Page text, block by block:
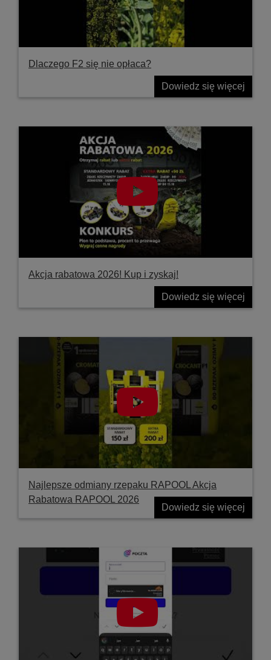
Dlaczego F2 się nie opłaca?
Dowiedz się więcej
Akcja rabatowa 2026! Kup i zyskaj!
Dowiedz się więcej
Najlepsze odmiany rzepaku RAPOOL Akcja
Rabatowa RAPOOL 2026
Dowiedz się więcej